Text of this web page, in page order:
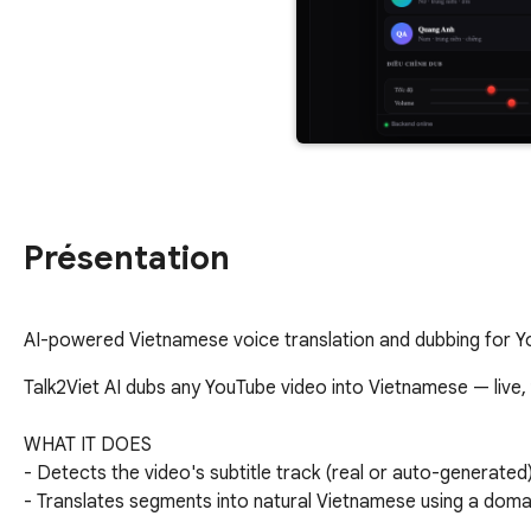
Présentation
AI-powered Vietnamese voice translation and dubbing for
Talk2Viet AI dubs any YouTube video into Vietnamese —
WHAT IT DOES
- Detects the video's subtitle track (real or auto-
- Translates segments into natural Vietnamese using a